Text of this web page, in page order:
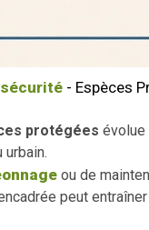
- Espèces
protégées évolue
ou de
peut